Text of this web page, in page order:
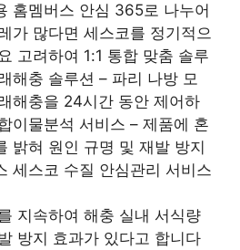
홈멤버스 안심 365로 나누어
가 많다면 세스코를 정기적으
고려하여 1:1 통합 맞춤 솔루
해충 솔루션 – 파리 나방 모
해충을 24시간 동안 제어하
이물분석 서비스 – 제품에 혼
밝혀 원인 규명 및 재발 방지
세스코 수질 안심관리 서비스
지속하여 해충 실내 서식량
방지 효과가 있다고 합니다